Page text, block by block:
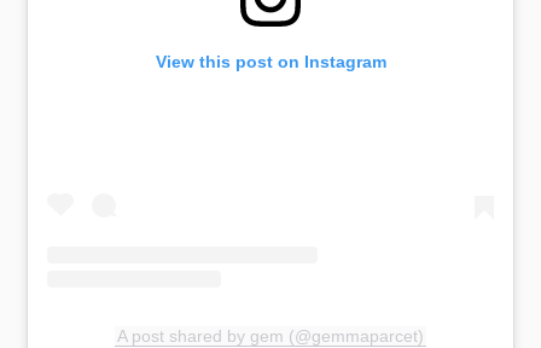
View this post on Instagram
A post shared by gem (@gemmaparcet)